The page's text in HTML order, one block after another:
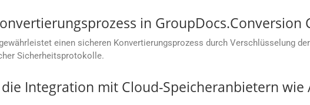
in GroupDocs.Conversion
einen sicheren Konvertierungsprozess durch Verschlüsselung
Sicherheitsprotokolle.
Integration mit Cloud-Speicheranbietern wie